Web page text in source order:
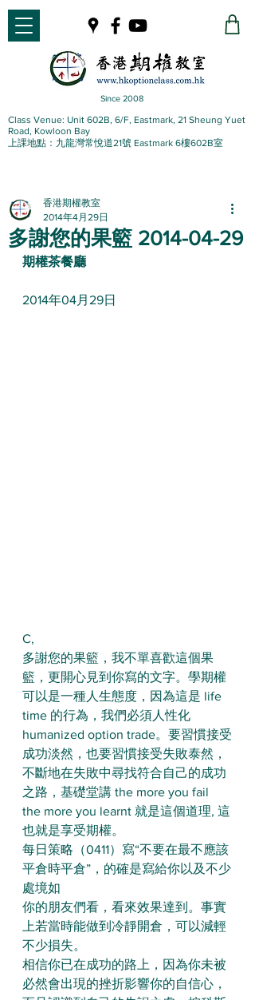
Since 2008
Class Venue: Unit 602B, 6/F, Eastmark, 21 Sheung Yuet
Road, Kowloon Bay
上課地點：九龍灣常悅道21號 Eastmark 6樓602B室
多謝您的果籃 2014-04-29
香港期權教室
2014年4月29日
期權茶餐廳
2014年04月29日
C,
多謝您的果籃，我不單喜歡這個果
籃，更開心見到你寫的文字。學期權
可以是一種人生態度，因為這是 life
time 的行為，我們必須人性化
humanized option trade。要習慣接受
成功淡然，也要習慣接受失敗泰然，
不斷地在失敗中尋找符合自己的成功
之路，基礎堂講 the more you fail
the more you learnt 就是這個道理, 這
也就是享受期權。
每日策略（0411）寫“不要在最不應該
平倉時平倉”，的確是寫給你以及不少
處境如
你的朋友們看，看來效果達到。事實
上若當時能做到冷靜開倉，可以減輕
不少損失。
相信你已在成功的路上，因為你未被
必然會出現的挫折影響你的自信心，